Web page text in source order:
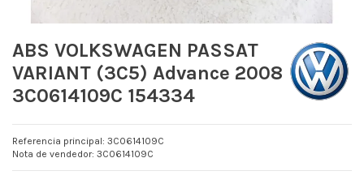
ABS VOLKSWAGEN PASSAT
VARIANT (3C5) Advance 2008
3C0614109C 154334
Referencia principal: 3C0614109C
Nota de vendedor: 3C0614109C